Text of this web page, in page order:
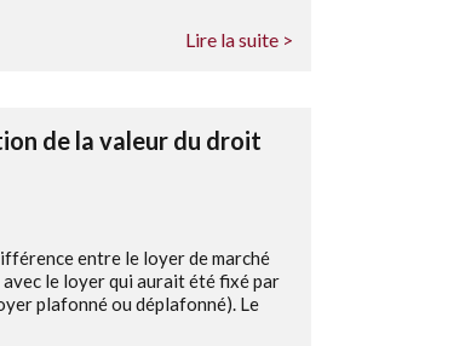
Lire la suite >
de la valeur du droit
entre le loyer de marché
le loyer qui aurait été fixé par
plafonné ou déplafonné). Le